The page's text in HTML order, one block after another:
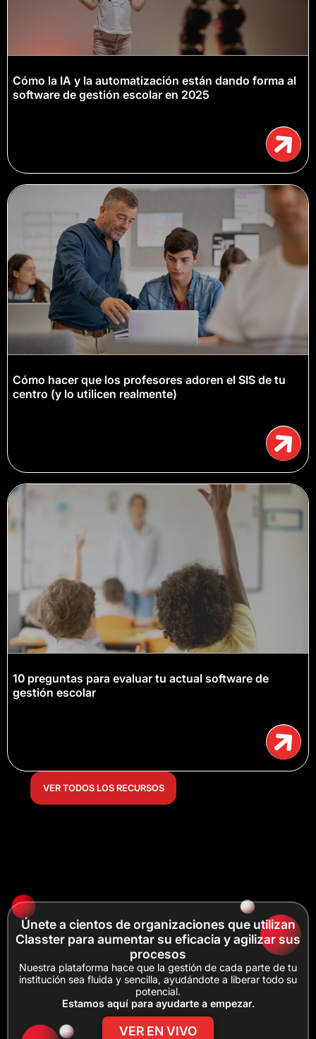
Cómo la IA y la automatización están dando forma al
software de gestión escolar en 2025
Cómo hacer que los profesores adoren el SIS de tu
centro (y lo utilicen realmente)
10 preguntas para evaluar tu actual software de
gestión escolar
VER TODOS LOS RECURSOS
Únete a cientos de organizaciones que utilizan
Classter para aumentar su eficacia y agilizar sus
procesos
Nuestra plataforma hace que la gestión de cada parte de tu
institución sea fluida y sencilla, ayudándote a liberar todo su
potencial.
Estamos aquí para ayudarte a empezar.
VER EN VIVO